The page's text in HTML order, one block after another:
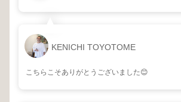
KENICHI TOYOTOME
こちらこそありがとうございました😊